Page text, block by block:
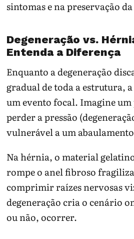
sintomas e na preservação
Degeneração vs.
Entenda a Diferença
Enquanto a degeneração
gradual de toda a estrutura,
um evento focal. Imagine um
perder a pressão
vulnerável a um
Na hérnia, o material
rompe o anel fibroso
comprimir raízes nervosas
degeneração cria o cenário
ou não, ocorrer.